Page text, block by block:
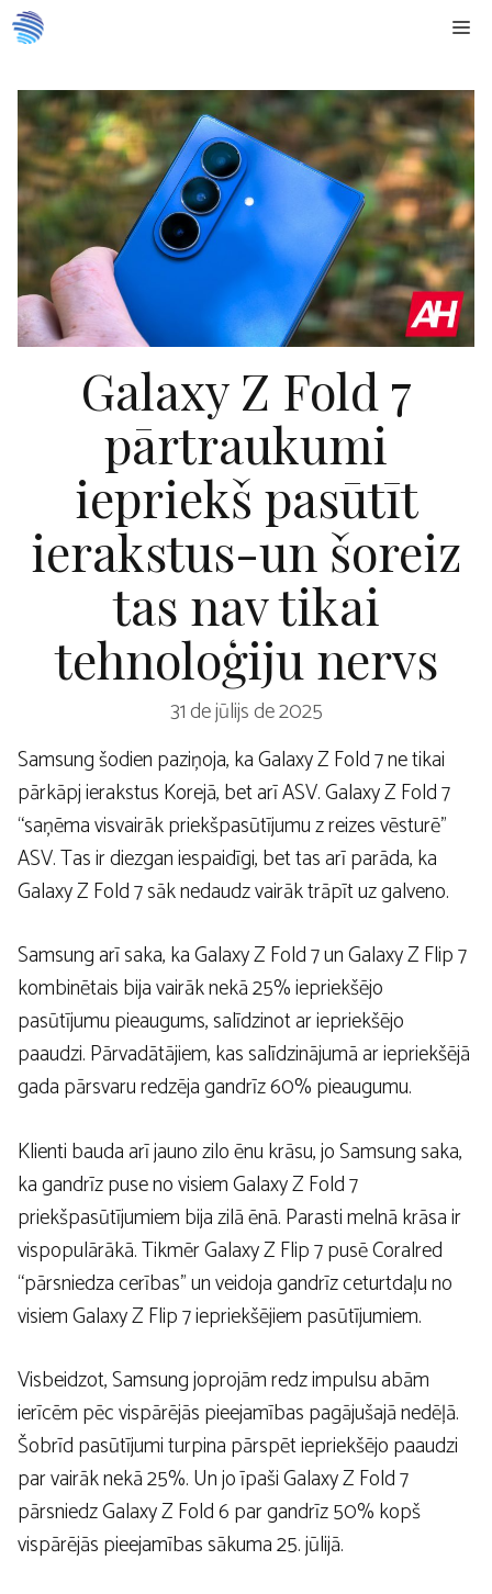
Doties
uz
Galaxy Z Fold 7
pārtraukumi
iepriekš pasūtīt
ierakstus-un šoreiz
tas nav tikai
tehnoloģiju nervs
31 de jūlijs de 2025
Samsung šodien paziņoja, ka Galaxy Z Fold 7 ne tikai
pārkāpj ierakstus Korejā, bet arī ASV. Galaxy Z Fold 7
“saņēma visvairāk priekšpasūtījumu z reizes vēsturē”
ASV. Tas ir diezgan iespaidīgi, bet tas arī parāda, ka
Galaxy Z Fold 7 sāk nedaudz vairāk trāpīt uz galveno.
Samsung arī saka, ka Galaxy Z Fold 7 un Galaxy Z Flip 7
kombinētais bija vairāk nekā 25% iepriekšējo
pasūtījumu pieaugums, salīdzinot ar iepriekšējo
paaudzi. Pārvadātājiem, kas salīdzinājumā ar iepriekšējā
gada pārsvaru redzēja gandrīz 60% pieaugumu.
Klienti bauda arī jauno zilo ēnu krāsu, jo Samsung saka,
ka gandrīz puse no visiem Galaxy Z Fold 7
priekšpasūtījumiem bija zilā ēnā. Parasti melnā krāsa ir
vispopulārākā. Tikmēr Galaxy Z Flip 7 pusē Coralred
“pārsniedza cerības” un veidoja gandrīz ceturtdaļu no
visiem Galaxy Z Flip 7 iepriekšējiem pasūtījumiem.
Visbeidzot, Samsung joprojām redz impulsu abām
ierīcēm pēc vispārējās pieejamības pagājušajā nedēļā.
Šobrīd pasūtījumi turpina pārspēt iepriekšējo paaudzi
par vairāk nekā 25%. Un jo īpaši Galaxy Z Fold 7
pārsniedz Galaxy Z Fold 6 par gandrīz 50% kopš
vispārējās pieejamības sākuma 25. jūlijā.